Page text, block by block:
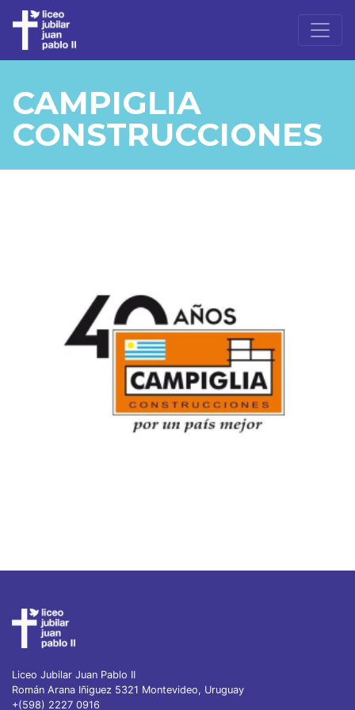
CAMPIGLIA
CONSTRUCCIONES
Liceo Jubilar Juan Pablo II
Román Arana Iñiguez 5321 Montevideo, Uruguay
+(598) 2227 0916